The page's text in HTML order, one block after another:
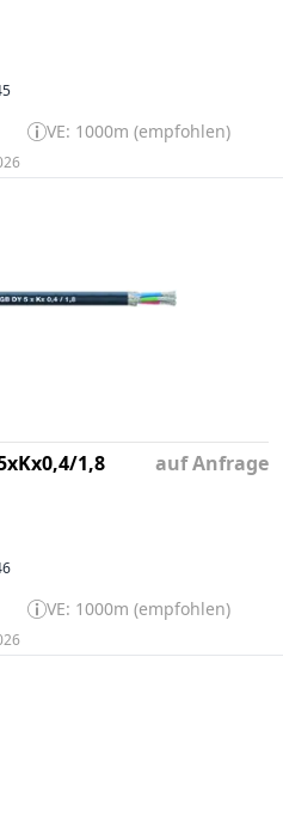
VE: 1000m (empfohlen)
1,8
auf Anfrage
VE: 1000m (empfohlen)